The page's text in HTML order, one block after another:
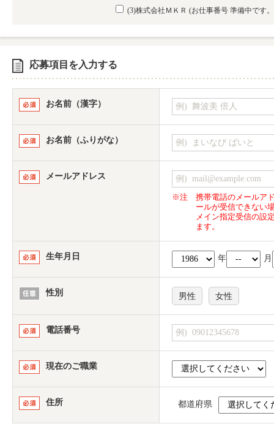
(3)株式会社ＭＫＲ (お仕事番号 準備中です
応募項目を入力する
お名前（漢字）
お名前（ふりがな）
メールアドレス
※注
携帯電話のメールア
ールが受信できない
メイン指定受信の設
ます。
生年月日 年 月
性別 男性 女性
電話番号
現在のご職業
住所 都道府県